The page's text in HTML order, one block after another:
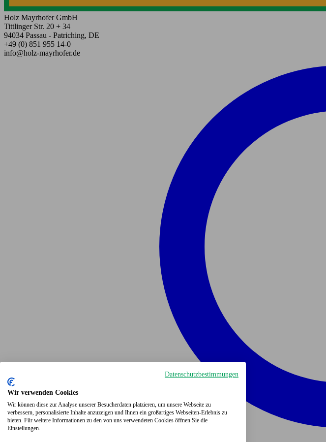
Holz Mayrhofer GmbH
Tittlinger Str. 20 + 34
94034 Passau - Patriching, DE
+49 (0) 851 955 14-0
info@holz-mayrhofer.de
Datenschutzbestimmungen
Wir verwenden Cookies
Wir können diese zur Analyse unserer Besucherdaten platzieren, um unsere Webseite zu
verbessern, personalisierte Inhalte anzuzeigen und Ihnen ein großartiges Webseiten-Erlebnis zu
bieten. Für weitere Informationen zu den von uns verwendeten Cookies öffnen Sie die
Einstellungen.